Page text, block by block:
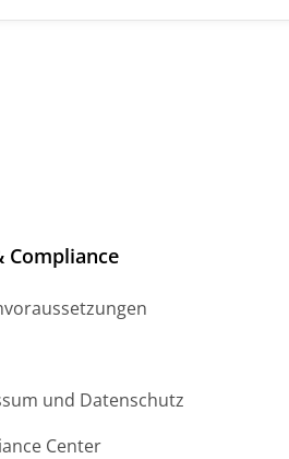
Compliance
und Datenschutz
Center